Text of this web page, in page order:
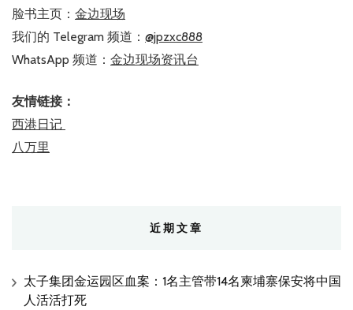
脸书主页： 金边现场
我们的 Telegram 频道： @jpzxc888
WhatsApp 频道： 金边现场资讯台
友情链接：
西港日记
八万里
近期文章
太子集团金运园区血案：1名主管带14名柬埔寨保安将中国
人活活打死